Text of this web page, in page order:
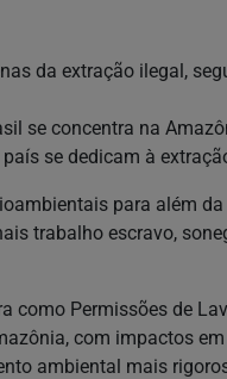
da extração ilegal,
se concentra na
se dedicam à
para além
trabalho escravo,
como Permissões de
com impactos
ambiental mais